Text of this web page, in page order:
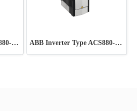
ABB Inverter Type ACS880-01-025A-3 ABB Inverter Type ACS880-01-023A-7